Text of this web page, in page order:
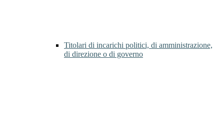
Titolari di incarichi politici, di amministrazione,
di direzione o di governo